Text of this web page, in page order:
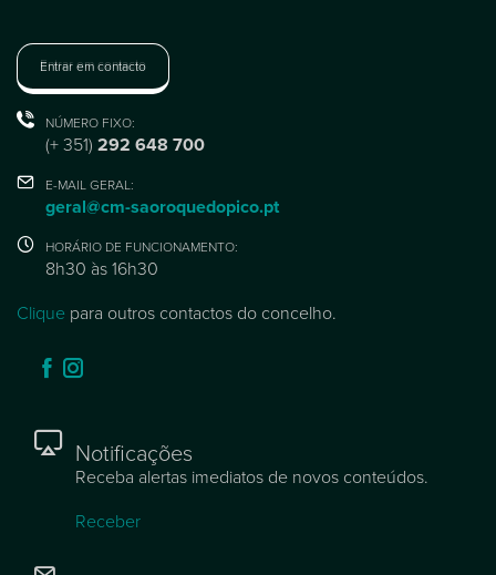
Entrar em contacto
NÚMERO FIXO:
(+ 351) 292 648 700
E-MAIL GERAL:
geral@cm-saoroquedopico.pt
HORÁRIO DE FUNCIONAMENTO:
8h30 às 16h30
Clique para outros contactos do concelho.
Notificações
Receba alertas imediatos de novos conteúdos.
Receber